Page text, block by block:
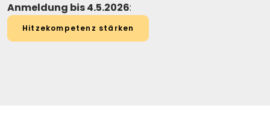
Anmeldung bis 4.5.2026:
Hitzekompetenz stärken